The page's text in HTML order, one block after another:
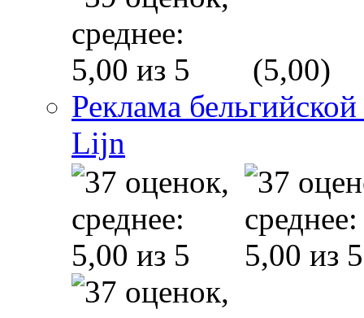
(5,00)
Реклама
Lijn